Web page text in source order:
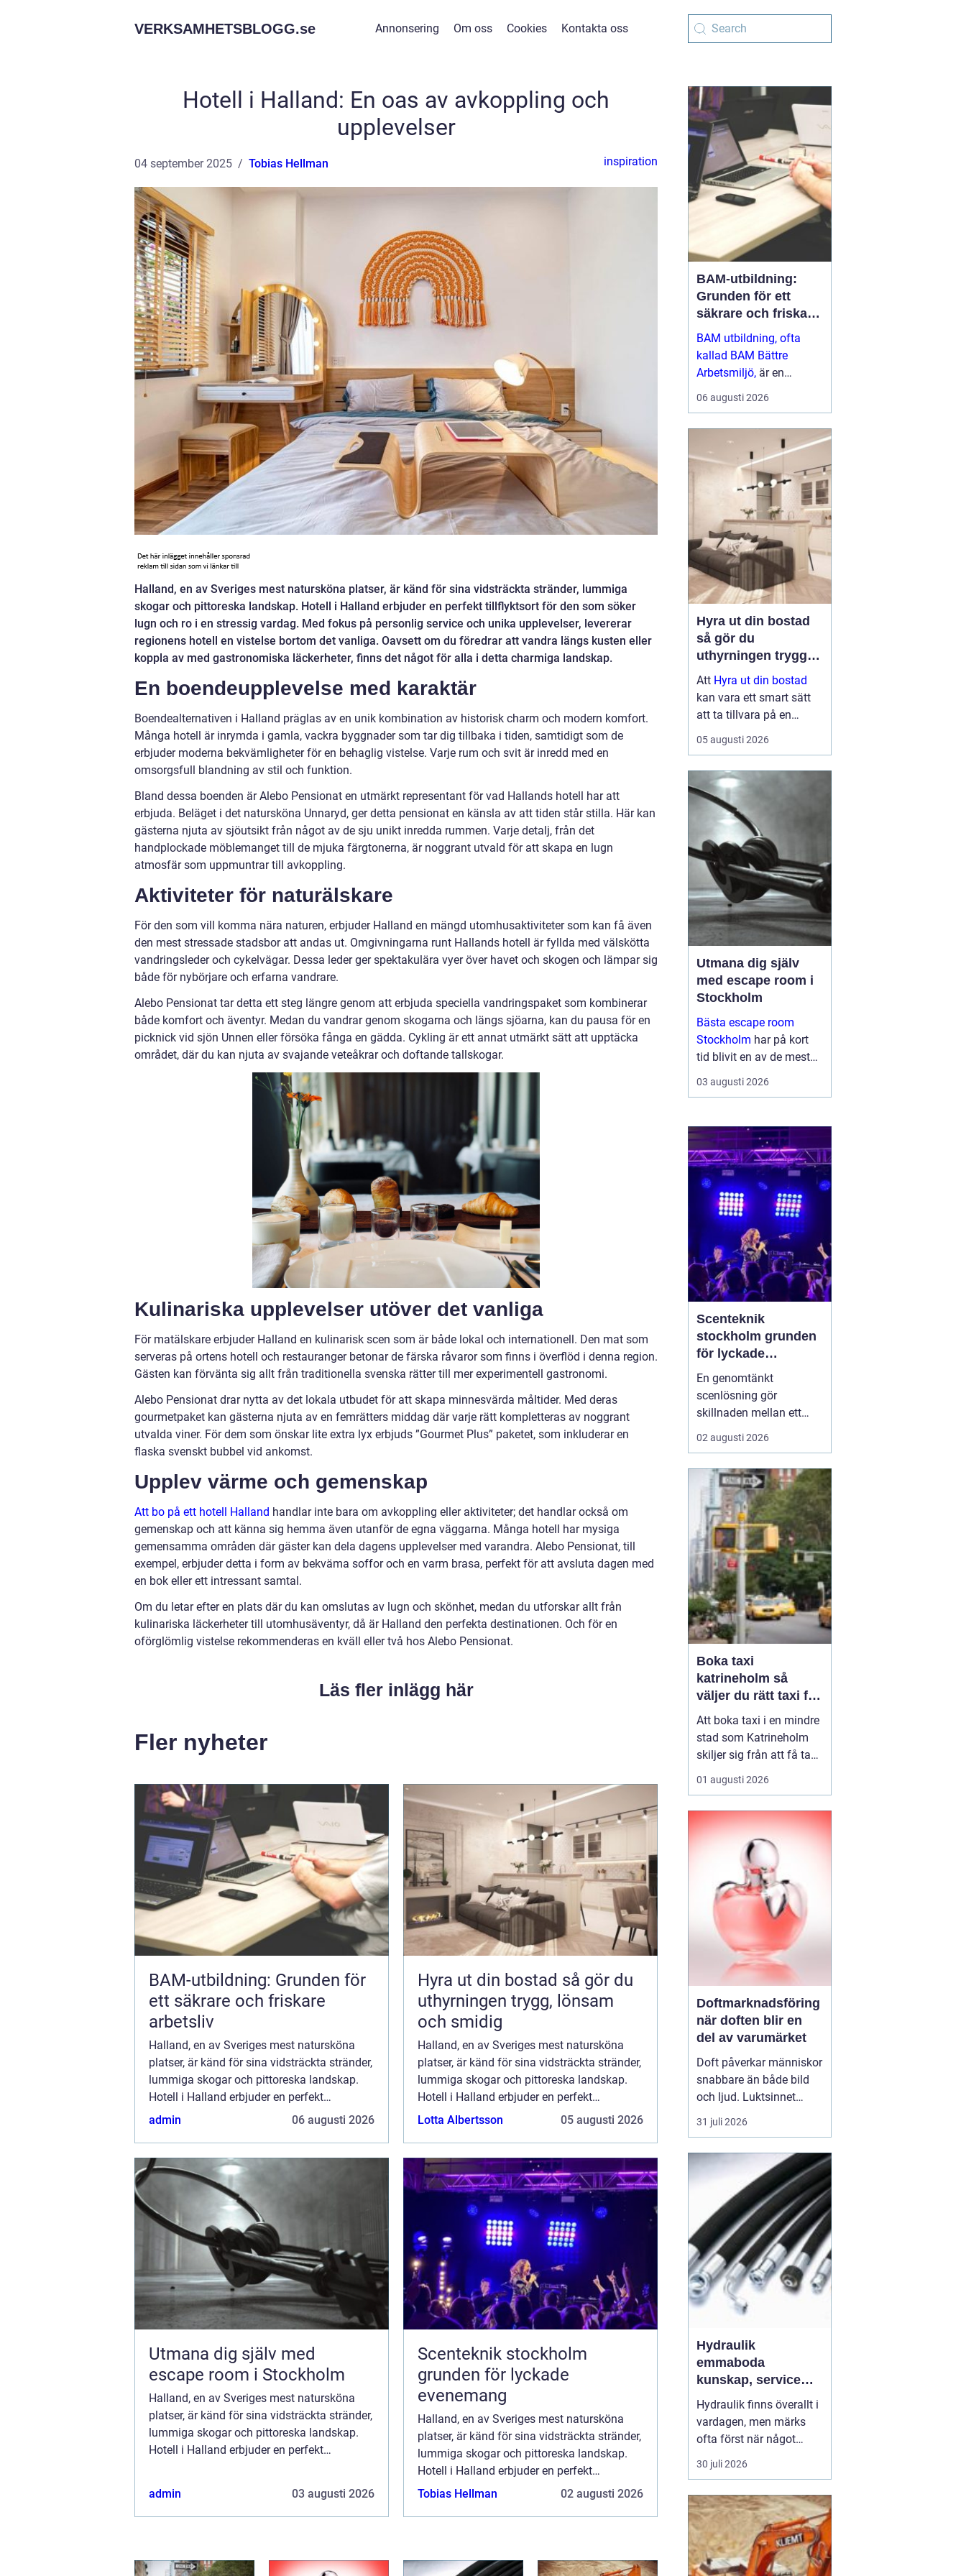
VERKSAMHETSBLOGG.se Annonsering Om oss Cookies Kontakta oss
Hotell i Halland: En oas av avkoppling och
upplevelser
04 september 2025 Tobias Hellman inspiration
Halland, en av Sveriges mest natursköna platser, är känd för sina vidsträckta stränder, lummiga
skogar och pittoreska landskap. Hotell i Halland erbjuder en perfekt tillflyktsort för den som söker
lugn och ro i en stressig vardag. Med fokus på personlig service och unika upplevelser, levererar
regionens hotell en vistelse bortom det vanliga. Oavsett om du föredrar att vandra längs kusten eller
koppla av med gastronomiska läckerheter, finns det något för alla i detta charmiga landskap.
En boendeupplevelse med karaktär
Boendealternativen i Halland präglas av en unik kombination av historisk charm och modern komfort.
Många hotell är inrymda i gamla, vackra byggnader som tar dig tillbaka i tiden, samtidigt som de
erbjuder moderna bekvämligheter för en behaglig vistelse. Varje rum och svit är inredd med en
omsorgsfull blandning av stil och funktion.
Bland dessa boenden är Alebo Pensionat en utmärkt representant för vad Hallands hotell har att
erbjuda. Beläget i det natursköna Unnaryd, ger detta pensionat en känsla av att tiden står stilla. Här kan
gästerna njuta av sjöutsikt från något av de sju unikt inredda rummen. Varje detalj, från det
handplockade möblemanget till de mjuka färgtonerna, är noggrant utvald för att skapa en lugn
atmosfär som uppmuntrar till avkoppling.
Aktiviteter för naturälskare
För den som vill komma nära naturen, erbjuder Halland en mängd utomhusaktiviteter som kan få även
den mest stressade stadsbor att andas ut. Omgivningarna runt Hallands hotell är fyllda med välskötta
vandringsleder och cykelvägar. Dessa leder ger spektakulära vyer över havet och skogen och lämpar sig
både för nybörjare och erfarna vandrare.
Alebo Pensionat tar detta ett steg längre genom att erbjuda speciella vandringspaket som kombinerar
både komfort och äventyr. Medan du vandrar genom skogarna och längs sjöarna, kan du pausa för en
picknick vid sjön Unnen eller försöka fånga en gädda. Cykling är ett annat utmärkt sätt att upptäcka
området, där du kan njuta av svajande veteåkrar och doftande tallskogar.
Kulinariska upplevelser utöver det vanliga
För matälskare erbjuder Halland en kulinarisk scen som är både lokal och internationell. Den mat som
serveras på ortens hotell och restauranger betonar de färska råvaror som finns i överflöd i denna region.
Gästen kan förvänta sig allt från traditionella svenska rätter till mer experimentell gastronomi.
Alebo Pensionat drar nytta av det lokala utbudet för att skapa minnesvärda måltider. Med deras
gourmetpaket kan gästerna njuta av en femrätters middag där varje rätt kompletteras av noggrant
utvalda viner. För dem som önskar lite extra lyx erbjuds ”Gourmet Plus” paketet, som inkluderar en
flaska svenskt bubbel vid ankomst.
Upplev värme och gemenskap
Att bo på ett hotell Halland handlar inte bara om avkoppling eller aktiviteter; det handlar också om
gemenskap och att känna sig hemma även utanför de egna väggarna. Många hotell har mysiga
gemensamma områden där gäster kan dela dagens upplevelser med varandra. Alebo Pensionat, till
exempel, erbjuder detta i form av bekväma soffor och en varm brasa, perfekt för att avsluta dagen med
en bok eller ett intressant samtal.
Om du letar efter en plats där du kan omslutas av lugn och skönhet, medan du utforskar allt från
kulinariska läckerheter till utomhusäventyr, då är Halland den perfekta destinationen. Och för en
oförglömlig vistelse rekommenderas en kväll eller två hos Alebo Pensionat.
Läs fler inlägg här
Fler nyheter
BAM-utbildning: Grunden för
ett säkrare och friskare
arbetsliv
Halland, en av Sveriges mest natursköna
platser, är känd för sina vidsträckta stränder,
lummiga skogar och pittoreska landskap.
Hotell i Halland erbjuder en perfekt
tillflyktsort för den som söker lugn och ro i...
admin 06 augusti 2026
Hyra ut din bostad så gör du
uthyrningen trygg, lönsam
och smidig
Halland, en av Sveriges mest natursköna
platser, är känd för sina vidsträckta stränder,
lummiga skogar och pittoreska landskap.
Hotell i Halland erbjuder en perfekt
tillflyktsort för den som söker lugn och ro i...
Lotta Albertsson 05 augusti 2026
Utmana dig själv med
escape room i Stockholm
Halland, en av Sveriges mest natursköna
platser, är känd för sina vidsträckta stränder,
lummiga skogar och pittoreska landskap.
Hotell i Halland erbjuder en perfekt
admin
03 augusti 2026
Scenteknik stockholm
grunden för lyckade
evenemang
Halland, en av Sveriges mest natursköna
platser, är känd för sina vidsträckta stränder,
lummiga skogar och pittoreska landskap.
Hotell i Halland erbjuder en perfekt
tillflyktsort för den som söker lugn och ro i...
Tobias Hellman 02 augusti 2026
BAM-utbildning:
Grunden för ett
säkrare och friskare
arbetsliv
BAM utbildning, ofta
kallad BAM Bättre
Arbetsmiljö, är en
grundkurs som ger
chefer, skyddsombud
nyckelpersoner verkt...
06 augusti 2026
Hyra ut din bostad
så gör du
uthyrningen trygg,
lönsam och smidig
Att Hyra ut din bostad
kan vara ett smart sätt
att ta tillvara på en
lägenhet eller villa som
står tom, till exempel
utlandsuppdrag, vid
samboskap eller medan
en ny bostad test...
05 augusti 2026
Utmana dig själv
med escape room i
Stockholm
Bästa escape room
Stockholm har på kort
tid blivit en av de mest
omtyckta aktiviteterna
för vänner, familjer och
något annor...
03 augusti 2026
Scenteknik
stockholm grunden
för lyckade
evenemang
En genomtänkt
scenlösning gör
skillnaden mellan ett
evenemang som känns
trevande och ett som
publiken. När ljud, ljus,
bild och scenbyggnation
samspelar skapas fokus,
energi och trygghet både
för publiken och för dem
på scen. I ...
02 augusti 2026
Boka taxi
katrineholm så
väljer du rätt taxi för
trygga resor
Att boka taxi i en mindre
stad som Katrineholm
skiljer sig från att få tag
på bil i en storstad.
Utbudet är mer
skillnaden mellan olika
bolag kan vara tydlig.
Den som söker efter
Boka Taxi K...
01 augusti 2026
Doftmarknadsföring
när doften blir en
del av varumärket
Doft påverkar människor
snabbare än både bild
och ljud. Luktsinnet
kopplas direkt till
hjärnans centrum för
Därförhar
doftmarknadsföring
ett kraftfullt verktyg
för företag som v...
31 juli 2026
Hydraulik
emmaboda
kunskap, service
och rätt lösningar
när du behöver dem
Hydraulik finns överallt i
vardagen, men märks
ofta först när något
slutar fungera. En
läckande slang kan
stillastående maskiner
kan bromsa en industri i
timmar och en trasig
cylinder kan stänga ner
30 juli 2026